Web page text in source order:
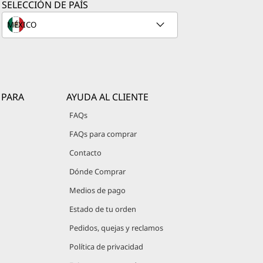
SELECCIÓN DE PAÍS
AYUDA AL CLIENTE
FAQs
FAQs para comprar
Contacto
Dónde Comprar
Medios de pago
Estado de tu orden
Pedidos, quejas y reclamos
Política de privacidad